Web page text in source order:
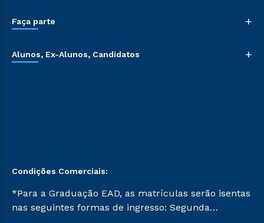
Faça parte +
Alunos, Ex-Alunos, Candidatos +
Condições Comerciais:
*Para a Graduação EAD, as matrículas serão isentas
nas seguintes formas de ingresso: Segunda